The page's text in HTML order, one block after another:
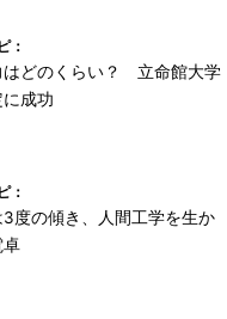
：
はどのくらい？ 立命館大学
成功
：
度の傾き、人間工学を生か
卓